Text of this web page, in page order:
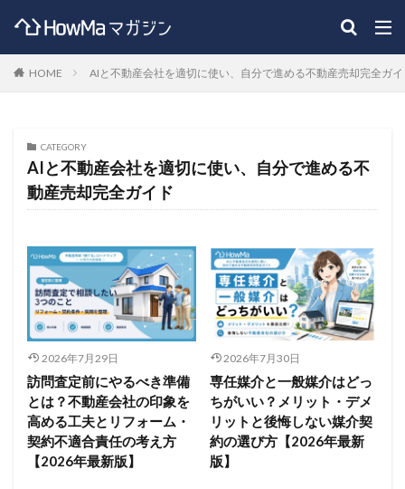
HOME AIと不動産会社を適切に使い、自分で進める不動産売却完全ガ
CATEGORY
AIと不動産会社を適切に使い、自分で進める不
動産売却完全ガイド
2026年7月29日
訪問査定前にやるべき準備
とは？不動産会社の印象を
高める工夫とリフォーム・
契約不適合責任の考え方
【2026年最新版】
2026年7月30日
専任媒介と一般媒介はどっ
ちがいい？メリット・デメ
リットと後悔しない媒介契
約の選び方【2026年最新
版】